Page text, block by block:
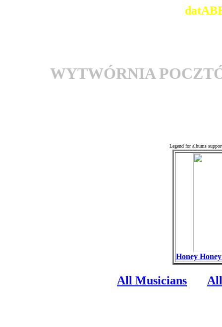
WYTWÓRNIA
Legend for albums
Honey
All Musicians